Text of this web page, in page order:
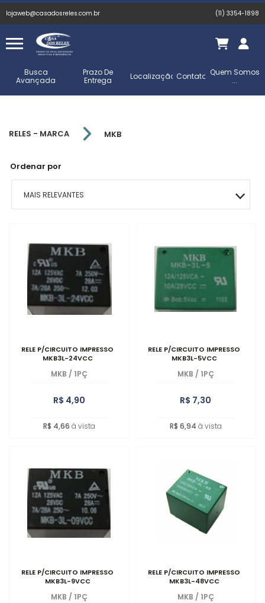
lojaweb@casadosreles.com.br (11) 3354-1898
Busca
Avançada
Prazo De
Entrega
Localização Contato Quem Somos
...
RELES - MARCA MKB
Ordenar por
MAIS RELEVANTES
MENOR PREÇO
MAIOR PREÇO
A - Z
RELE P/CIRCUITO IMPRESSO
MKB3L-24VCC
MKB / 1PÇ
R$ 4,90
R$ 4,66 à vista
RELE P/CIRCUITO IMPRESSO
MKB3L-5VCC
MKB / 1PÇ
R$ 7,30
R$ 6,94 à vista
RELE P/CIRCUITO IMPRESSO
MKB3L-9VCC
MKB / 1PÇ
RELE P/CIRCUITO IMPRESSO
MKB3L-48VCC
MKB / 1PÇ